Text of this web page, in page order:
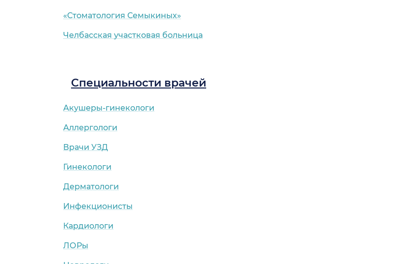
«Стоматология Семыкиных»
Челбасская участковая больница
Специальности врачей
Акушеры-гинекологи
Аллергологи
Врачи УЗД
Гинекологи
Дерматологи
Инфекционисты
Кардиологи
ЛОРы